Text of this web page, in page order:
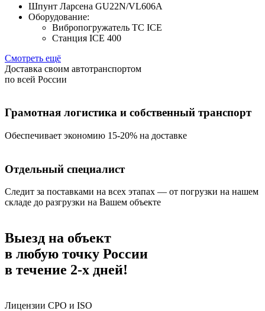
Шпунт Ларсена GU22N/VL606A
Оборудование:
Вибропогружатель TC ICE
Станция ICE 400
Смотреть ещё
Доставка своим автотранспортом
по всей России
Грамотная логистика и собственный транспорт
Обеспечивает экономию 15-20% на доставке
Отдельный специалист
Следит за поставками на всех этапах — от погрузки на нашем
складе до разгрузки на Вашем объекте
Выезд на объект
в любую точку России
в течение 2-х дней!
Лицензии СРО и ISO